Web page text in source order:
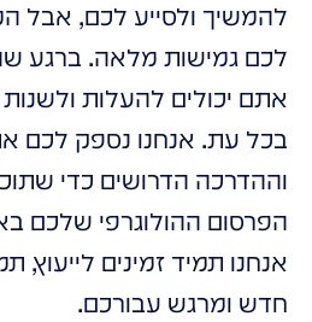
להמשיך ולסייע לכם,
לכם גמישות מלאה. ברגע
אתם יכולים להעלות
בכל עת. אנחנו נספק לכם
וההדרכה הדרושים כדי
הפרסום ההולוגרפי שלכם
אנחנו תמיד זמינים לייעוץ,
חדש ומרגש עבורכם.